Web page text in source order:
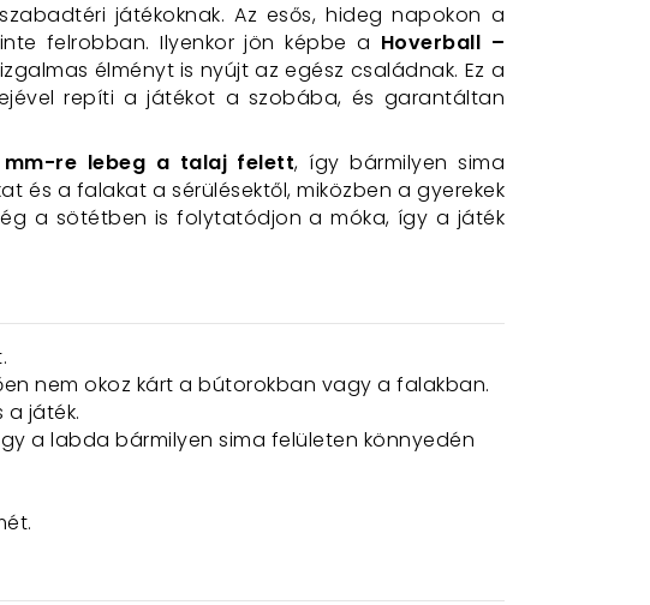
játékoknak. Az esős, hideg napokon a
felrobban. Ilyenkor jön képbe a Hoverball –
élményt is nyújt az egész családnak. Ez a
repíti a játékot a szobába, és garantáltan
re lebeg a talaj felett, így bármilyen sima
és a falakat a sérülésektől, miközben a gyerekek
a sötétben is folytatódjon a móka, így a játék
nem okoz kárt a bútorokban vagy a falakban.
a játék.
a labda bármilyen sima felületen könnyedén